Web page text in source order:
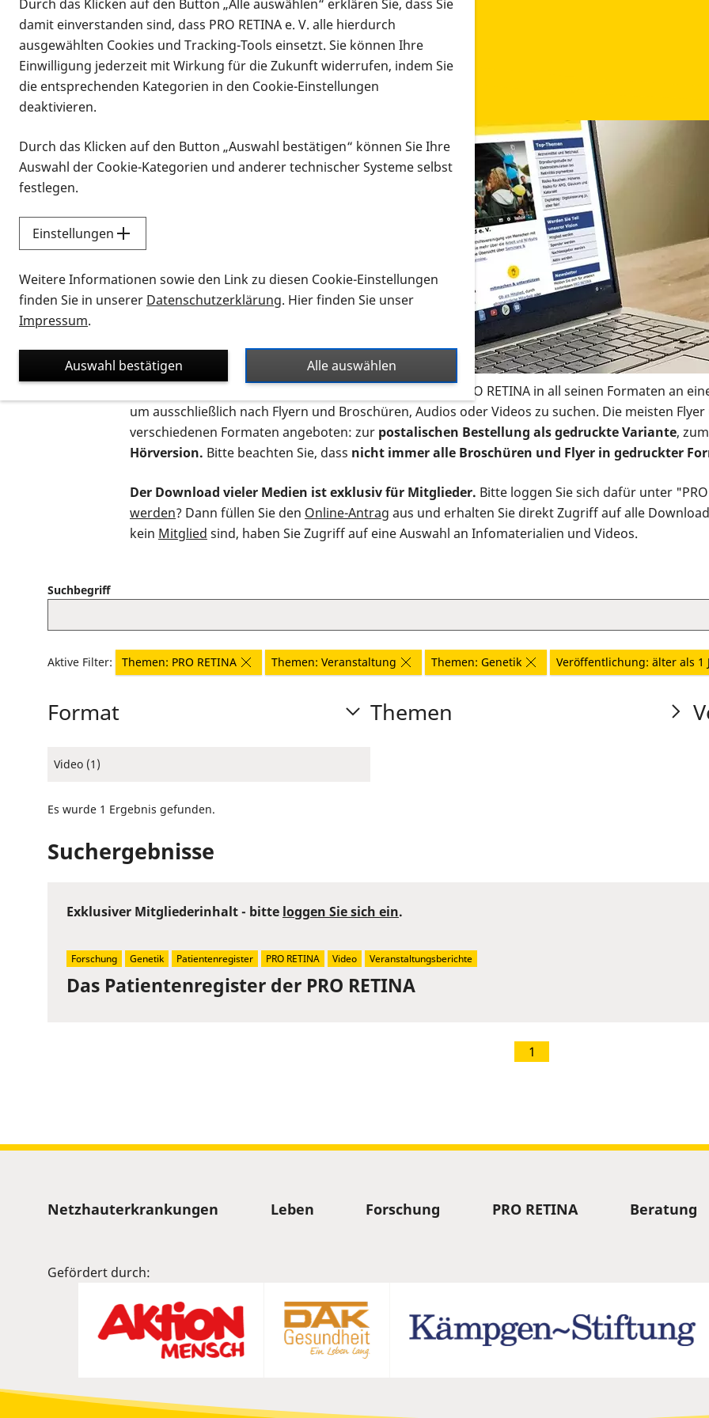
Infomaterial
Infomaterial
Vorlesen
Alle Infomaterialien in verschiedenen Formaten an
Sie möchten wissen, wie Sie nach Infonmaterial suchen und dieses bestellen bzw. herunterladen
Erklärvideos zum Thema Infomaterial auf der PRO RETINA-Website für blinde und
Auf dieser Seite finden Sie sämtliches Infomaterial der PRO RETINA in all seinen Formaten an
um ausschließlich nach Flyern und Broschüren, Audios oder Videos zu suchen. Die meisten
verschiedenen Formaten angeboten: zur postalischen Bestellung als gedruckte Variante,
Hörversion. Bitte beachten Sie, dass nicht immer alle Broschüren und Flyer in gedruckter
Der Download vieler Medien ist exklusiv für Mitglieder. Bitte loggen Sie sich dafür unter
werden? Dann füllen Sie den Online-Antrag aus und erhalten Sie direkt Zugriff auf alle
kein Mitglied sind, haben Sie Zugriff auf eine Auswahl an Infomaterialien und Videos.
Suchbegriff
Aktive Filter: Themen: PRO RETINA Themen: Veranstaltung Themen: Genetik Veröffentlichung: älter als 1
Format
Video (1)
Themen
Es wurde 1 Ergebnis gefunden.
Suchergebnisse
Das Patientenregister der PRO RETINA
Exklusiver Mitgliederinhalt - bitte loggen Sie sich ein.
Forschung Genetik Patientenregister PRO RETINA Video Veranstaltungsberichte
1
Sitemap
Netzhauterkrankungen Leben Forschung PRO RETINA Beratung
Gefördert durch:
Durch das Klicken auf den Button „Alle auswählen“ erklären Sie, dass Sie
damit einverstanden sind, dass PRO RETINA e. V. alle hierdurch
ausgewählten Cookies und Tracking-Tools einsetzt. Sie können Ihre
Einwilligung jederzeit mit Wirkung für die Zukunft widerrufen, indem Sie
die entsprechenden Kategorien in den Cookie-Einstellungen
deaktivieren.
Durch das Klicken auf den Button „Auswahl bestätigen“ können Sie Ihre
Auswahl der Cookie-Kategorien und anderer technischer Systeme selbst
festlegen.
Einstellungen
Weitere Informationen sowie den Link zu diesen Cookie-Einstellungen
finden Sie in unserer Datenschutzerklärung. Hier finden Sie unser
Impressum.
Alle auswählen
Auswahl bestätigen